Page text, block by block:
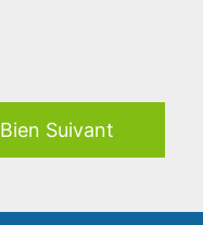
Bien Suivant